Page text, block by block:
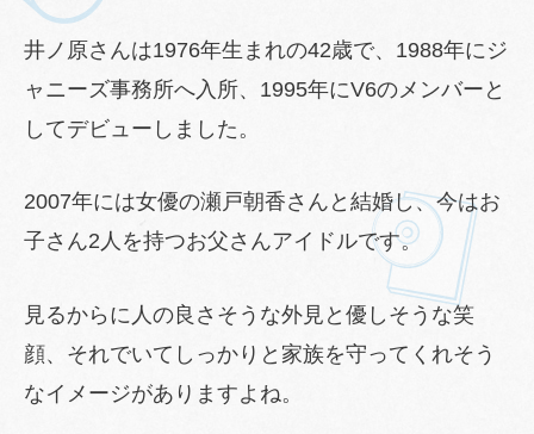
井ノ原さんは1976年生まれの42歳で、1988年にジ
ャニーズ事務所へ入所、1995年にV6のメンバーと
してデビューしました。
2007年には女優の瀬戸朝香さんと結婚し、今はお
子さん2人を持つお父さんアイドルです。
見るからに人の良さそうな外見と優しそうな笑
顔、それでいてしっかりと家族を守ってくれそう
なイメージがありますよね。